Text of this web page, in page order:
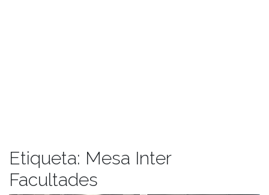
Etiqueta: Mesa Inter
Facultades